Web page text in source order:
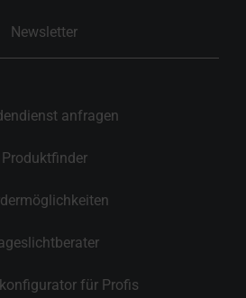
Newsletter
anfragen
Produktfinder
für Profis